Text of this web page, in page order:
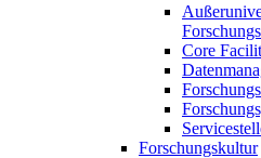
Core
Forschungskultur